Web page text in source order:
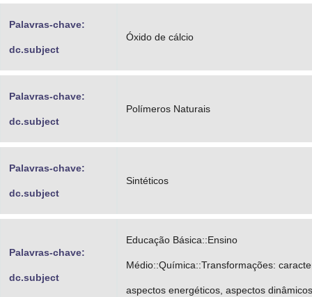
Palavras-chave:
dc.subject
Óxido de cálcio
Palavras-chave:
dc.subject
Polímeros Naturais
Palavras-chave:
dc.subject
Sintéticos
Palavras-chave:
dc.subject
Educação Básica::Ensino
Médio::Química::Transformações:
aspectos energéticos, aspectos dinâmicos